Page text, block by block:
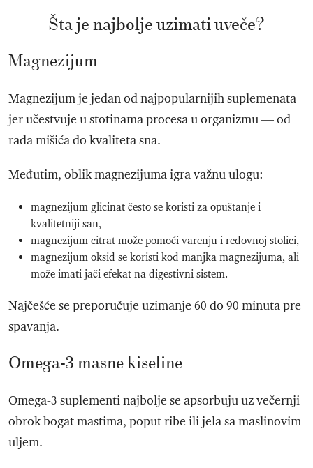
Šta je najbolje uzimati uveče?
Magnezijum
Magnezijum je jedan od najpopularnijih suplemenata
jer učestvuje u stotinama procesa u organizmu — od
rada mišića do kvaliteta sna.
Međutim, oblik magnezijuma igra važnu ulogu:
magnezijum glicinat često se koristi za opuštanje i
kvalitetniji san,
magnezijum citrat može pomoći varenju i redovnoj stolici,
magnezijum oksid se koristi kod manjka magnezijuma, ali
može imati jači efekat na digestivni sistem.
Najčešće se preporučuje uzimanje 60 do 90 minuta pre
spavanja.
Omega-3 masne kiseline
Omega-3 suplementi najbolje se apsorbuju uz večernji
obrok bogat mastima, poput ribe ili jela sa maslinovim
uljem.